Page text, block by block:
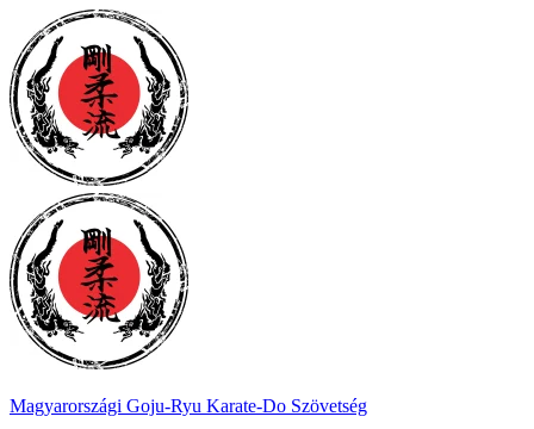
Magyarországi Goju-Ryu Karate-Do Szövetség